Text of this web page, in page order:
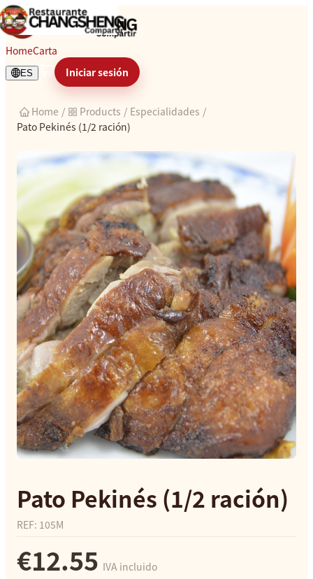
Pato Pekinés (1/2 ración)
HomeCarta
ES Iniciar sesión
Home / Products / Especialidades /
Pato Pekinés (1/2 ración)
Pato Pekinés (1/2 ración)
REF: 105M
€12.55 IVA incluido